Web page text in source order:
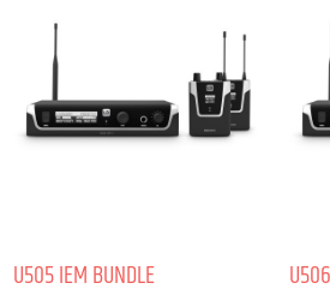
U505 IEM BUNDLE